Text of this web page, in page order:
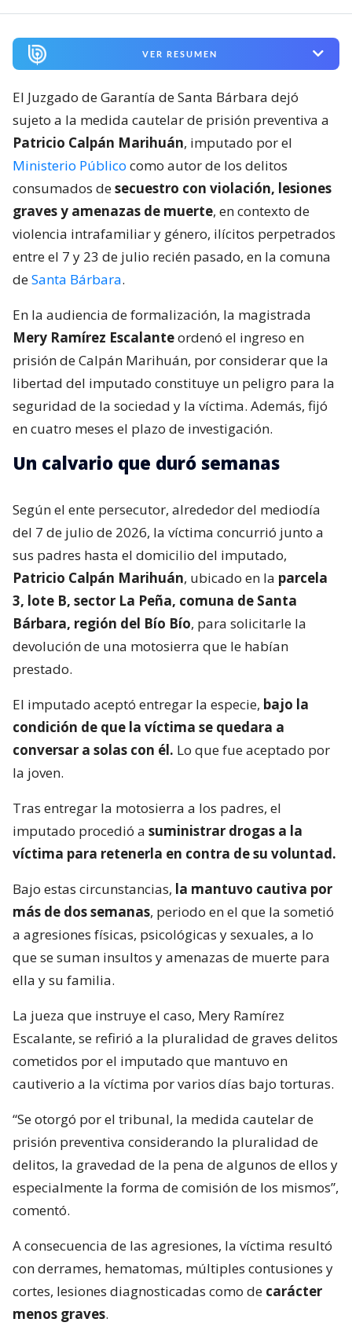
VER RESUMEN
El Juzgado de Garantía de Santa Bárbara dejó
sujeto a la medida cautelar de prisión preventiva a
Patricio Calpán Marihuán, imputado por el
Ministerio Público como autor de los delitos
consumados desecuestro con violación, lesiones
graves y amenazas de muerte, en contexto de
violencia intrafamiliar y género, ilícitos perpetrados
entre el 7 y 23 de julio recién pasado, en la comuna
deSanta Bárbara.
En la audiencia de formalización, la magistrada
Mery Ramírez Escalanteordenó el ingreso en
prisión de Calpán Marihuán, por considerar que la
libertad del imputado constituye un peligro para la
seguridad de la sociedad y la víctima. Además, fijó
en cuatro meses el plazo de investigación.
Un calvario que duró semanas
Según el ente persecutor, alrededor del mediodía
del 7 de julio de 2026, la víctima concurrió junto a
sus padres hasta el domicilio del imputado,
Patricio Calpán Marihuán, ubicado en la parcela
3, lote B, sector La Peña, comuna de Santa
Bárbara, región del Bío Bío, para solicitarle la
devolución de una motosierra que le habían
prestado.
El imputado aceptó entregar la especie, bajo la
condición de que la víctima se quedara a
conversar a solas con él. Lo que fue aceptado por
la joven.
Tras entregar la motosierra a los padres, el
imputado procedió a suministrar drogas a la
víctima para retenerla en contra de su voluntad.
Bajo estas circunstancias, la mantuvo cautiva por
más de dos semanas, periodo en el que la sometió
a agresiones físicas, psicológicas y sexuales, a lo
que se suman insultos y amenazas de muerte para
ella y su familia.
La jueza que instruye el caso, Mery Ramírez
Escalante, se refirió a la pluralidad de graves delitos
cometidos por el imputado que mantuvo en
cautiverio a la víctima por varios días bajo torturas.
“Se otorgó por el tribunal, la medida cautelar de
prisión preventiva considerando la pluralidad de
delitos, la gravedad de la pena de algunos de ellos y
especialmente la forma de comisión de los mismos”,
comentó.
A consecuencia de las agresiones, la víctima resultó
con derrames, hematomas, múltiples contusiones y
cortes, lesiones diagnosticadas como de carácter
menos graves.